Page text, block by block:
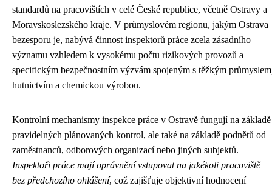
standardů na pracovištích v celé České republice, včetně Ostravy a
Moravskoslezského kraje. V průmyslovém regionu, jakým Ostrava
bezesporu je, nabývá činnost inspektorů práce zcela zásadního
významu vzhledem k vysokému počtu rizikových provozů a
specifickým bezpečnostním výzvám spojeným s těžkým
hutnictvím a chemickou výrobou.
Kontrolní mechanismy inspekce práce v Ostravě fungují na základě
pravidelných plánovaných kontrol, ale také na základě podnětů od
zaměstnanců, odborových organizací nebo jiných subjektů.
Inspektoři práce mají oprávnění vstupovat na jakékoli pracoviště
bez předchozího ohlášení, což zajišťuje objektivní hodnocení